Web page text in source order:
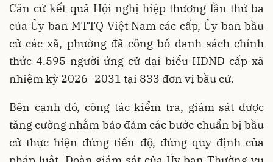
Căn cứ kết quả Hội nghị hiệp thương lần thứ ba
của Ủy ban MTTQ Việt Nam các cấp, Ủy ban bầu
cử các xã, phường đã công bố danh sách chính
thức 4.595 người ứng cử đại biểu HĐND cấp xã
nhiệm kỳ 2026–2031 tại 833 đơn vị bầu cử.
Bên cạnh đó, công tác kiểm tra, giám sát được
tăng cường nhằm bảo đảm các bước chuẩn bị bầu
cử thực hiện đúng tiến độ, đúng quy định của